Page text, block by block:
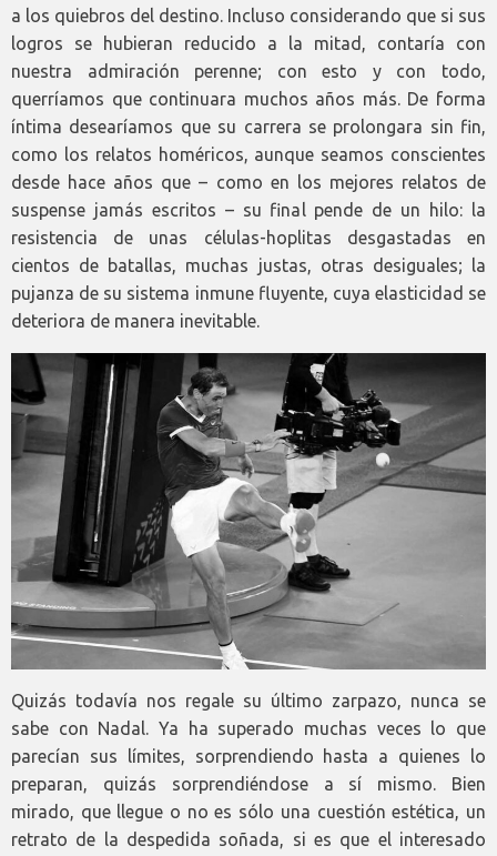
a los quiebros del destino. Incluso considerando que si sus
logros se hubieran reducido a la mitad, contaría con
nuestra admiración perenne; con esto y con todo,
querríamos que continuara muchos años más. De forma
íntima desearíamos que su carrera se prolongara sin fin,
como los relatos homéricos, aunque seamos conscientes
desde hace años que – como en los mejores relatos de
suspense jamás escritos – su final pende de un hilo: la
resistencia de unas células-hoplitas desgastadas en
cientos de batallas, muchas justas, otras desiguales; la
pujanza de su sistema inmune fluyente, cuya elasticidad se
deteriora de manera inevitable.
Quizás todavía nos regale su último zarpazo, nunca se
sabe con Nadal. Ya ha superado muchas veces lo que
parecían sus límites, sorprendiendo hasta a quienes lo
preparan, quizás sorprendiéndose a sí mismo. Bien
mirado, que llegue o no es sólo una cuestión estética, un
retrato de la despedida soñada, si es que el interesado